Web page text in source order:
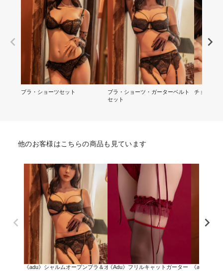
ブラ・ショーツセット
ブラ・ショーツ・ガーターベルト
セット
チョーカー
他のお客様はこちらの商品も見ています
《adu》シャルムオープンブラ＆オープンクロッチショーツ＆ガーターベルト
《Adu》フリルキャットガーター 《adu》シ